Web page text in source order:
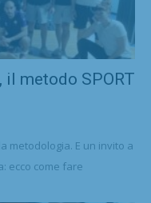
metodo SPORT
metodologia. E un invito a
ecco come fare